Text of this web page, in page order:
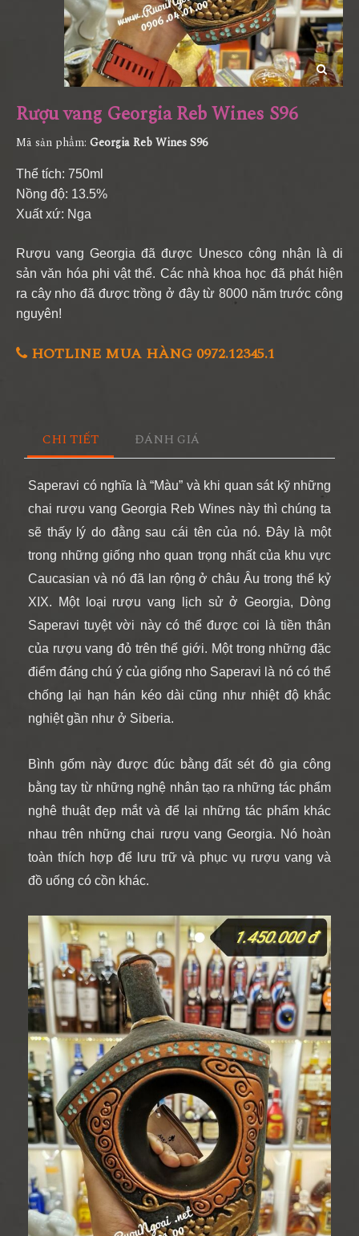
Rượu vang Georgia Reb Wines S96
Mã sản phẩm: Georgia Reb Wines S96
Thể tích: 750ml
Nồng độ: 13.5%
Xuất xứ: Nga
Rượu vang Georgia đã được Unesco công nhận là di
sản văn hóa phi vật thể. Các nhà khoa học đã phát hiện
ra cây nho đã được trồng ở đây từ 8000 năm trước công
nguyên!
HOTLINE MUA HÀNG 0972.12345.1
CHI TIẾT ĐÁNH GIÁ
Saperavi có nghĩa là “Màu” và khi quan sát kỹ những
chai rượu vang Georgia Reb Wines này thì chúng ta
sẽ thấy lý do đằng sau cái tên của nó. Đây là một
trong những giống nho quan trọng nhất của khu vực
Caucasian và nó đã lan rộng ở châu Âu trong thế kỷ
XIX. Một loại rượu vang lịch sử ở Georgia, Dòng
Saperavi tuyệt vời này có thể được coi là tiền thân
của rượu vang đỏ trên thế giới. Một trong những đặc
điểm đáng chú ý của giống nho Saperavi là nó có thể
chống lại hạn hán kéo dài cũng như nhiệt độ khắc
nghiệt gần như ở Siberia.
Bình gốm này được đúc bằng đất sét đỏ gia công
bằng tay từ những nghệ nhân tạo ra những tác phẩm
nghê thuật đẹp mắt và để lại những tác phẩm khác
nhau trên những chai rượu vang Georgia. Nó hoàn
toàn thích hợp để lưu trữ và phục vụ rượu vang và
đồ uống có cồn khác.